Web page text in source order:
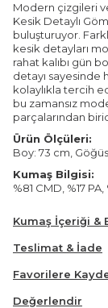
Modern çizgileri
Kesik Detaylı
buluşturuyor.
kesik detayları
rahat kalıbı gün
detayı
kolaylıkla tercih
bu zamansız
parçalarından
Ürün Ölçüleri:
Boy: 73 cm,
Kumaş Bilgisi:
%81 CMD, %17 PA,
Kumaş İçeriği &
Teslimat & İade
Favorilere
Değerlendir